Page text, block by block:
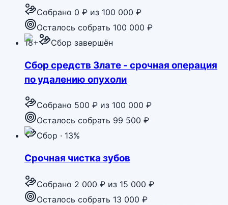
Собрано 0 ₽ из 100 000 ₽
Осталось собрать 100 000 ₽
18+
Сбор завершён
Сбор средств Злате - срочная операция
по удалению опухоли
Собрано 500 ₽ из 100 000 ₽
Осталось собрать 99 500 ₽
Сбор · 13%
Срочная чистка зубов
Собрано 2 000 ₽ из 15 000 ₽
Осталось собрать 13 000 ₽